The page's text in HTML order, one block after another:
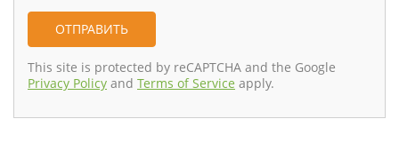
This site is protected by reCAPTCHA and the Google
Privacy Policy and Terms of Service apply.